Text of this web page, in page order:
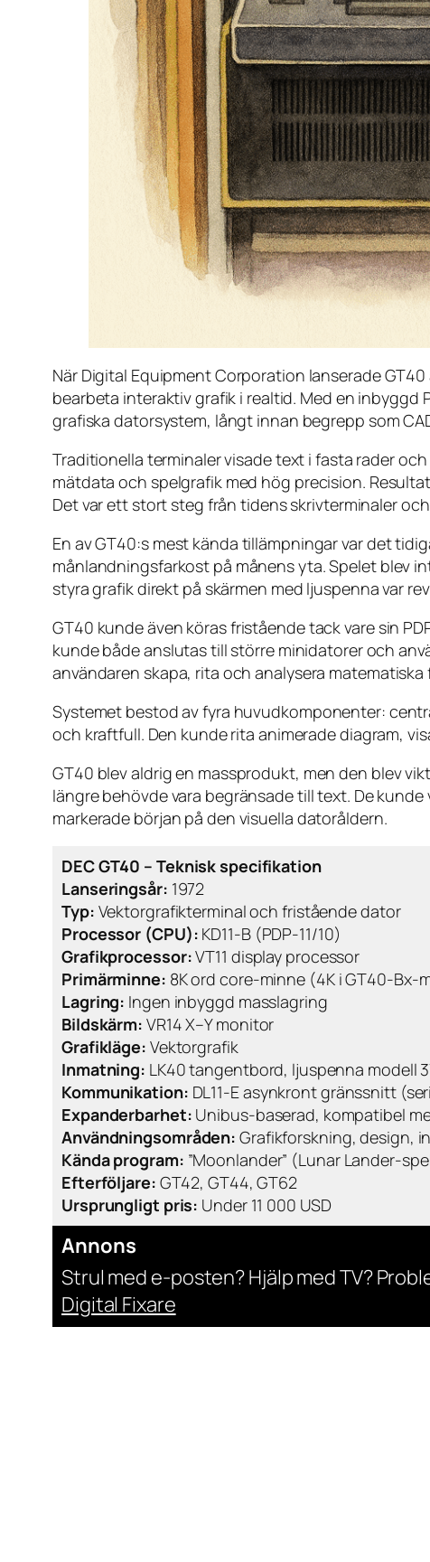
När Digital Equipment Corporation lanserade
bearbeta interaktiv grafik i realtid. Med en
grafiska datorsystem, långt innan begrepp som
Traditionella terminaler visade text i fasta rader
mätdata och spelgrafik med hög precision.
Det var ett stort steg från tidens skrivterminaler
En av GT40:s mest kända tillämpningar var det
månlandningsfarkost på månens yta. Spelet blev
styra grafik direkt på skärmen med ljuspenna var
GT40 kunde även köras fristående tack vare sin
kunde både anslutas till större minidatorer och
användaren skapa, rita och analysera
Systemet bestod av fyra huvudkomponenter:
och kraftfull. Den kunde rita animerade diagram,
GT40 blev aldrig en massprodukt, men den blev
längre behövde vara begränsade till text. De
markerade början på den visuella datoråldern.
DEC GT40 – Teknisk specifikation
Lanseringsår: 1972
Typ: Vektorgrafikterminal och fristående dator
Processor (CPU): KD11-B (PDP-11/10)
Grafikprocessor:VT11 display processor
Primärminne: 8K ord core-minne (4K i GT40-Bx-
Lagring: Ingen inbyggd masslagring
Bildskärm: VR14 X–Y monitor
Grafikläge: Vektorgrafik
Inmatning: LK40 tangentbord, ljuspenna modell
Kommunikation: DL11-E asynkront gränssnitt
Expanderbarhet: Unibus-baserad, kompatibel
Användningsområden: Grafikforskning, design,
Kända program: ”Moonlander” (Lunar Lander-
Efterföljare: GT42, GT44, GT62
Ursprungligt pris: Under 11 000 USD
Annons
Strul med e-posten? Hjälp med TV?
Digital Fixare